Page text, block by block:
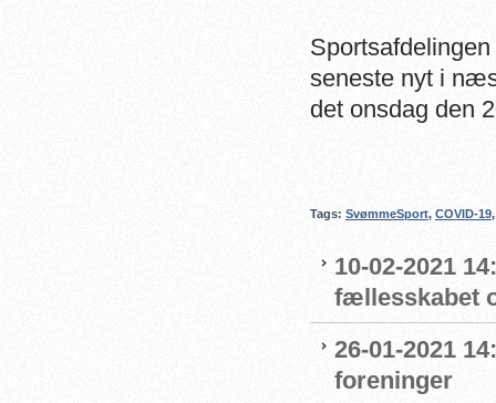
seneste nyt i
det onsdag den
Tags: SvømmeSport, COVID-19
10-02-2021
fællesskabet
26-01-2021
foreninger